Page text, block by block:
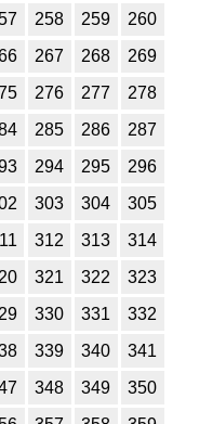
9 10
11
9 10
11
9 10
11
9 10 11
258 259
260
267 268
269
276 277
278
285 286
287
294 295
296
303 304
305
312 313
314
321 322
323
330 331
332
339 340
341
348 349
350